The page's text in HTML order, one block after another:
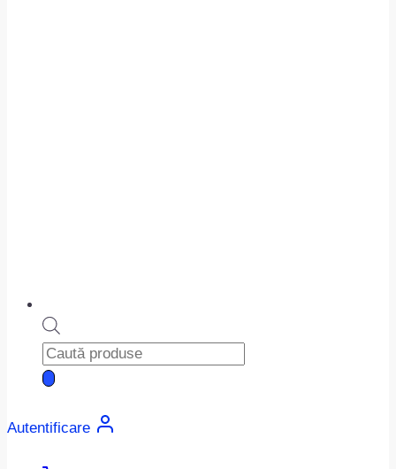
Products
search
Autentificare